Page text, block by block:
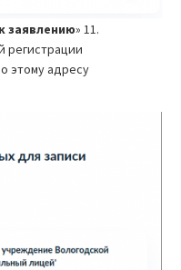
заявлению» 11.
регистрации
этому адресу